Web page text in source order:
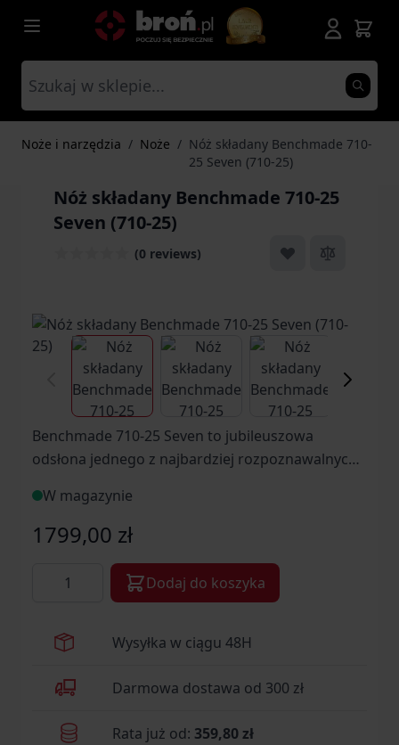
Przejdź do treści
Noże i narzędzia / Noże / Nóż składany Benchmade 710-
25 Seven (710-25)
Nóż składany Benchmade 710-25
Seven (710-25)
(0 reviews)
View larger imageView larger imageView larger
Benchmade 710-25 Seven to jubileuszowa
odsłona jednego z najbardziej rozpoznawalnych
W magazynie
1799,00 zł
Dodaj do koszyka
Wysyłka w ciągu 48H
Darmowa dostawa od 300 zł
Rata już od: 359,80 zł